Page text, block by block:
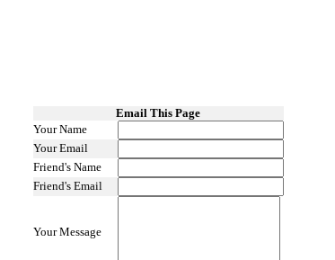
Email This Page
Your Name
Your Email
Friend's Name
Friend's Email
Your Message